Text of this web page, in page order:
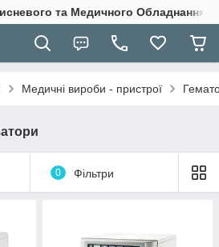
та Медичного Обладнання
Медичні вироби - пристрої
0 Фільтри